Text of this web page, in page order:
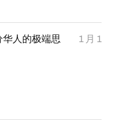
人的极端思
1 月 1